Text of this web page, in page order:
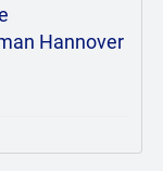
Hannover